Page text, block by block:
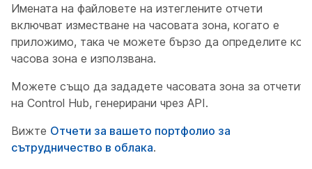
Имената на файловете на изтеглените отчети
включват изместване на часовата зона, когато е
приложимо, така че можете бързо да определите коя
часова зона е използвана.
Можете също да зададете часовата зона за отчетите
на Control Hub, генерирани чрез API.
Вижте Отчети за вашето портфолио за
сътрудничество в облака.